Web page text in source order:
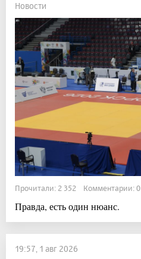
Новости
Прочитали: 2 352 Комментарии: 0
Правда, есть один нюанс.
19:57, 1 авг 2026